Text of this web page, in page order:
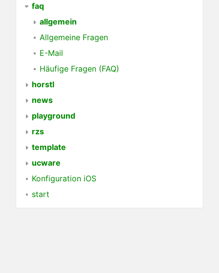
faq
allgemein
Allgemeine Fragen
E-Mail
Häufige Fragen (FAQ)
horstl
news
playground
rzs
template
ucware
Konfiguration iOS
start